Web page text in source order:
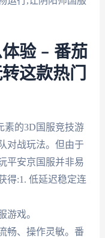
验 – 番茄
这款热门
素的3D国服竞技游
对战玩法。但由于
平安京国服并非易
得:1. 低延迟稳定连
游戏。
畅、操作灵敏。番